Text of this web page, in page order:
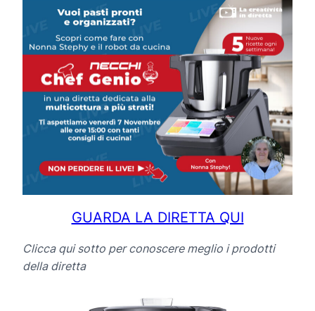
GUARDA LA DIRETTA QUI
Clicca qui sotto per conoscere meglio i prodotti
della diretta